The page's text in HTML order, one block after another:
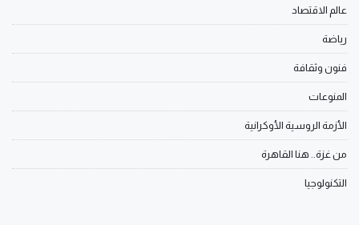
عالم الاقتصاد
رياضة
فنون وثقافة
المنوعات
الأزمة الروسية الأوكرانية
من غزة.. هنا القاهرة
التكنولوجيا